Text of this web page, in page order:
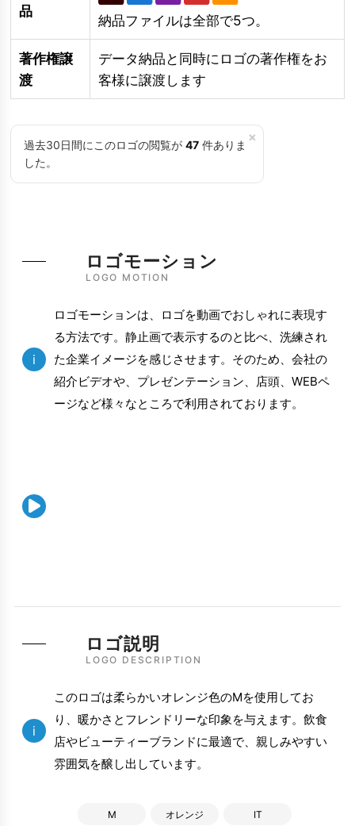
品
納品ファイルは全部で5つ。
著作権譲
渡
データ納品と同時にロゴの著作権をお
客様に譲渡します
×
過去30日間にこのロゴの閲覧が 47 件ありま
した。
LOGO MOTION
ロゴモーション
i
ロゴモーションは、ロゴを動画でおしゃれに表現す
る方法です。静止画で表示するのと比べ、洗練され
た企業イメージを感じさせます。そのため、会社の
紹介ビデオや、プレゼンテーション、店頭、WEBペ
ージなど様々なところで利用されております。

LOGO DESCRIPTION
ロゴ説明
i
このロゴは柔らかいオレンジ色のMを使用してお
り、暖かさとフレンドリーな印象を与えます。飲食
店やビューティーブランドに最適で、親しみやすい
雰囲気を醸し出しています。
M オレンジ IT